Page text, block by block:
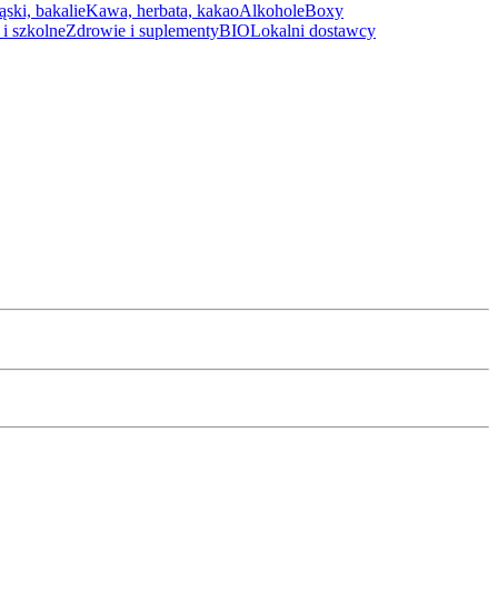
bakalieKawa, herbata, kakaoAlkoholeBoxy
szkolneZdrowie i suplementyBIOLokalni dostawcy